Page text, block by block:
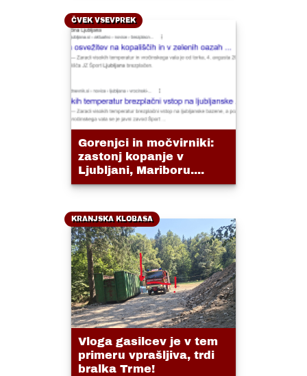
ČVEK VSEVPREK
Gorenjci in močvirniki:
zastonj kopanje v
Ljubljani, Mariboru....
KRANJSKA KLOBASA
Vloga gasilcev je v tem
primeru vprašljiva, trdi
bralka Trme!